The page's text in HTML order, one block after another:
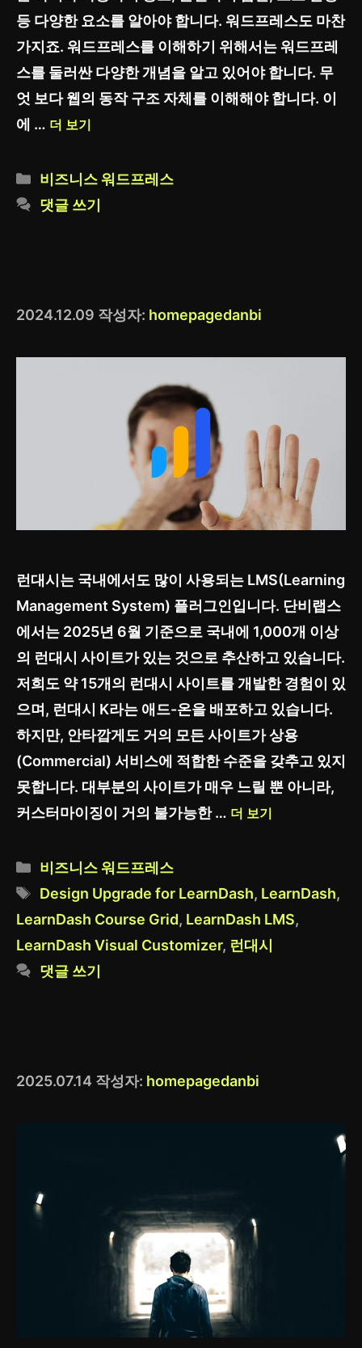
등 다양한 요소를 알아야 합니다. 워드프레스도 마찬
가지죠. 워드프레스를 이해하기 위해서는 워드프레
스를 둘러싼 다양한 개념을 알고 있어야 합니다. 무
엇 보다 웹의 동작 구조 자체를 이해해야 합니다. 이
에 … 더 보기
카
테
비즈니스 워드프레스
댓글 쓰기
2024.12.09 작성자: homepagedanbi
런대시는 국내에서도 많이 사용되는 LMS(Learning
Management System) 플러그인입니다. 단비랩스
에서는 2025년 6월 기준으로 국내에 1,000개 이상
의 런대시 사이트가 있는 것으로 추산하고 있습니다.
저희도 약 15개의 런대시 사이트를 개발한 경험이 있
으며, 런대시 K라는 애드-온을 배포하고 있습니다.
하지만, 안타깝게도 거의 모든 사이트가 상용
(Commercial) 서비스에 적합한 수준을 갖추고 있지
못합니다. 대부분의 사이트가 매우 느릴 뿐 아니라,
커스터마이징이 거의 불가능한 … 더 보기
카
테
비즈니스 워드프레스
태
그
Design Upgrade for LearnDash, LearnDash,
LearnDash Course Grid, LearnDash LMS,
LearnDash Visual Customizer, 런대시
댓글 쓰기
2025.07.14 작성자: homepagedanbi